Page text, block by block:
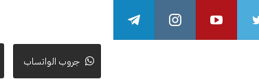
جروب الواتساب